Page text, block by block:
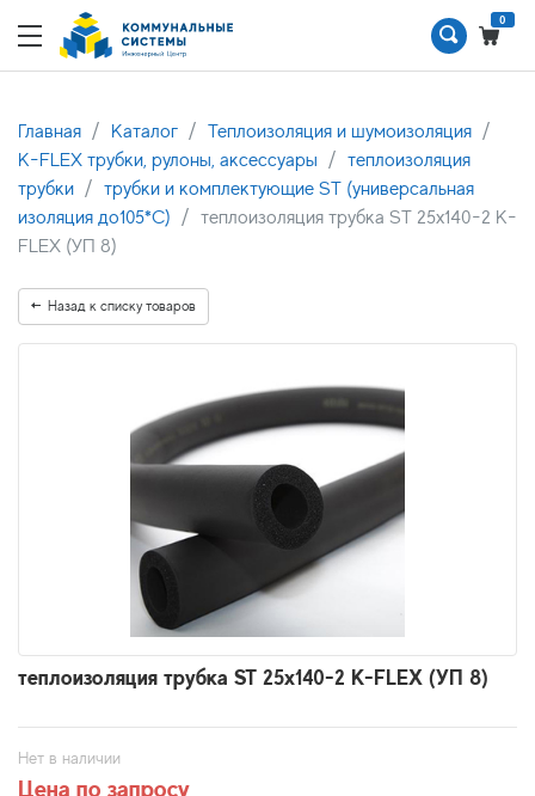
0
Главная Каталог
Теплоизоляция и шумоизоляция
K-FLEX трубки, рулоны, аксессуары
теплоизоляция
трубки
трубки и комплектующие ST (универсальная
изоляция до105*С)
теплоизоляция трубка ST 25x140-2 K-
FLEX (УП 8)
Назад к списку товаров
теплоизоляция трубка ST 25x140-2 K-FLEX (УП 8)
Нет в наличии
Цена по запросу